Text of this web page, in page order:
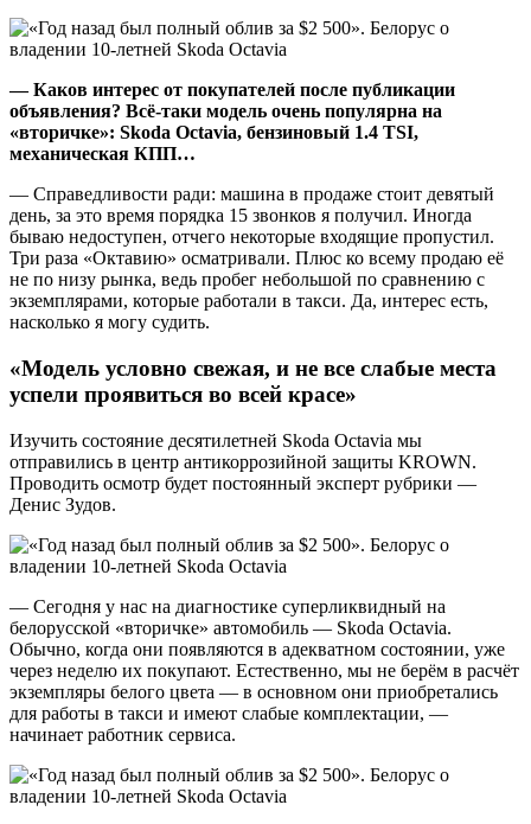
— Каков интерес от покупателей после публикации
объявления? Всё-таки модель очень популярна на
«вторичке»: Skoda Octavia, бензиновый 1.4 TSI,
механическая КПП…
— Справедливости ради: машина в продаже стоит девятый
день, за это время порядка 15 звонков я получил. Иногда
бываю недоступен, отчего некоторые входящие пропустил.
Три раза «Октавию» осматривали. Плюс ко всему продаю её
не по низу рынка, ведь пробег небольшой по сравнению с
экземплярами, которые работали в такси. Да, интерес есть,
насколько я могу судить.
«Модель условно свежая, и не все слабые места
успели проявиться во всей красе»
Изучить состояние десятилетней Skoda Octavia мы
отправились в центр антикоррозийной защиты KROWN.
Проводить осмотр будет постоянный эксперт рубрики —
Денис Зудов.
— Сегодня у нас на диагностике суперликвидный на
белорусской «вторичке» автомобиль — Skoda Octavia.
Обычно, когда они появляются в адекватном состоянии, уже
через неделю их покупают. Естественно, мы не берём в расчёт
экземпляры белого цвета — в основном они приобретались
для работы в такси и имеют слабые комплектации, —
начинает работник сервиса.